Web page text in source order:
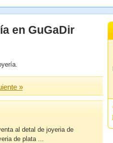
en GuGaDir
»
al detal de joyeria de
de plata ...